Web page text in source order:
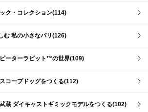
ク・コレクション(114)
む 私の小さなパリ(126)
ーターラビット™の世界(109)
コープドッグをつくる(112)
蔵 ダイキャストギミックモデルをつくる(102)